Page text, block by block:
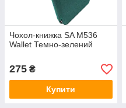
Чохол-книжка SA M536
Wallet Темно-зелений
275 ₴
Купити